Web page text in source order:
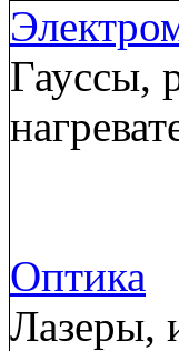
Гауссы,
Оптика
Лазеры,